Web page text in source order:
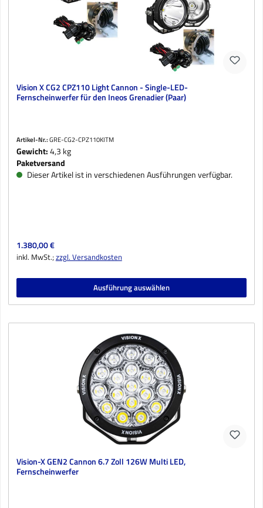
Vision X CG2 CPZ110 Light Cannon - Single-LED-
Fernscheinwerfer für den Ineos Grenadier (Paar)
Artikel-Nr.:GRE-CG2-CPZ110KITM
Gewicht:4,3 kg
Paketversand
Dieser Artikel ist in verschiedenen Ausführungen verfügbar.
Regulärer Preis:
1.380,00 €
inkl. MwSt.;zzgl. Versandkosten
Ausführung auswählen
Vision-X GEN2 Cannon 6.7 Zoll 126W Multi LED,
Fernscheinwerfer